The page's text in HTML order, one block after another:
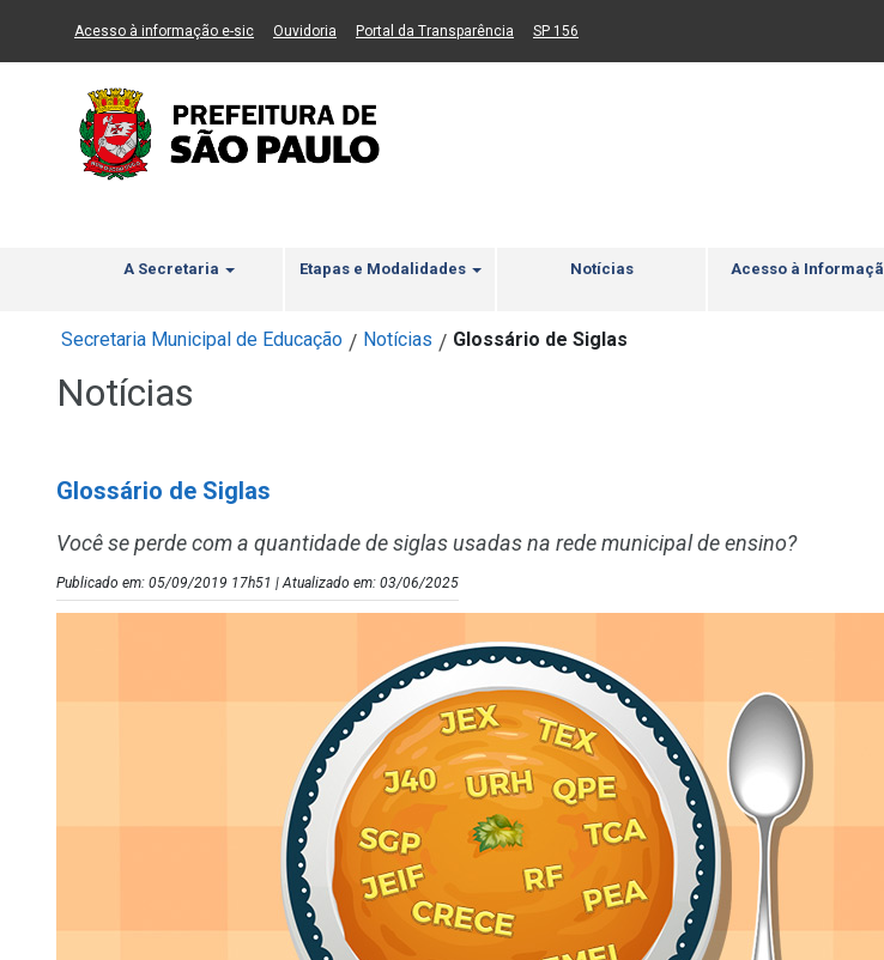
Ir ao Conteúdo Ir para menu principal 2 Ir para busca Ir para rodapé
Acesso à informação e-sic(Link para um novo sítio)
Ouvidoria (Link para um novo sítio)
Portal da Transparência (Link para um novo sítio)
SP 156
A Secretaria Etapas e Modalidades Notícias Acesso à
Secretaria Municipal de Educação / Notícias / Glossário de Siglas
Notícias
Glossário de Siglas
Você se perde com a quantidade de siglas usadas na rede municipal de ensino?
Publicado em: 05/09/2019 17h51 | Atualizado em: 03/06/2025